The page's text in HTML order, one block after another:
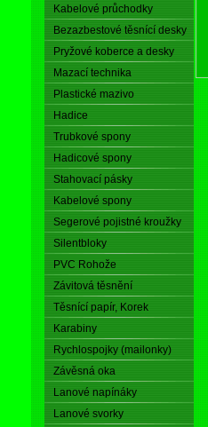
Kabelové průchodky
Bezazbestové těsnící desky
Pryžové koberce a desky
Mazací technika
Plastické mazivo
Hadice
Trubkové spony
Hadicové spony
Stahovací pásky
Kabelové spony
Segerové pojistné kroužky
Silentbloky
PVC Rohože
Závitová těsnění
Těsnící papír, Korek
Karabiny
Rychlospojky (mailonky)
Závěsná oka
Lanové napínáky
Lanové svorky